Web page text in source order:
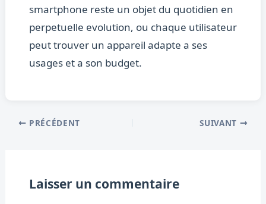
smartphone reste un objet du quotidien en
perpetuelle evolution, ou chaque utilisateur
peut trouver un appareil adapte a ses
usages et a son budget.
PRÉCÉDENT SUIVANT
Laisser un commentaire